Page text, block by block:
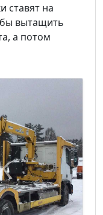
ставят на
вытащить
а потом